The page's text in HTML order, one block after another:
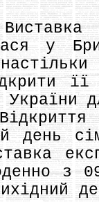
у
її
України
день
з